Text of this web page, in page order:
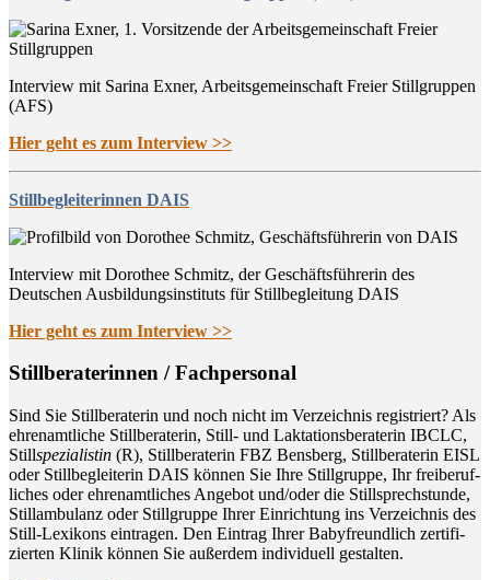
Interview mit Sarina Exner, Arbeitsgemeinschaft Freier Stillgruppen
(AFS)
Hier geht es zum Interview >>
Stillbegleiterinnen DAIS
Interview mit Dorothee Schmitz, der Geschäftsführerin des
Deutschen Ausbildungsinstituts für Stillbegleitung DAIS
Hier geht es zum Interview >>
Still­be­ra­te­rin­nen / Fachpersonal
Sind Sie Still­be­ra­te­rin und noch nicht im Ver­zeich­nis regis­triert? Als
ehren­amt­li­che Still­be­ra­te­rin, Still- und Lak­ta­ti­ons­be­ra­te­rin IBCLC,
Stillspe­zia­lis­tin (R), Still­be­ra­te­rin FBZ Bens­berg, Still­be­ra­te­rin EISL
oder Still­be­glei­te­rin DAIS kön­nen Sie Ihre Still­grup­pe, Ihr frei­be­ruf­
li­ches oder ehren­amt­li­ches Ange­bot und/oder die Still­sprech­stun­de,
Still­am­bu­lanz oder Still­grup­pe Ihrer Ein­rich­tung ins Ver­zeich­nis des
Still-Lexi­kons ein­tra­gen. Den Ein­trag Ihrer Baby­freund­lich zer­ti­fi­
zier­ten Kli­nik kön­nen Sie außer­dem indi­vi­du­ell gestalten.